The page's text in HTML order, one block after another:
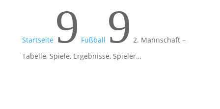
Startseite 9 Fußball 9 2. Mannschaft –
Tabelle, Spiele, Ergebnisse, Spieler…